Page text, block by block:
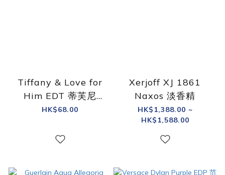
Tiffany & Love for
Him EDT 蒂芙尼
Tiffany & Love 戀愛
HK$68.00
Xerjoff XJ 1861
Naxos 淡香精
HK$1,388.00 ~
HK$1,588.00